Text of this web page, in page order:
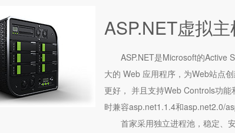
ASP.NET虚拟主
ASP.NET是Microsoft的Active
大的 Web 应用程序，为Web站点
更好， 并且支持Web Controls功
时兼容asp.net1.1.4和asp.net2.0/
首家采用独立进程池，稳定、